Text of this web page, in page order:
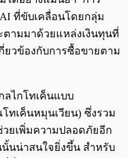
ที่ขับเคลื่อนโดยกลุ่ม
ตามมาด้วยแหล่งเงินทุนที่
ยวข้องกับการซื้อขายตาม
ไกโทเค็นแบบ
ทเค็นหมุนเวียน) ซึ่งรวม
วยเพิ่มความปลอดภัยอีก
นน่าสนใจยิ่งขึ้น สำหรับ